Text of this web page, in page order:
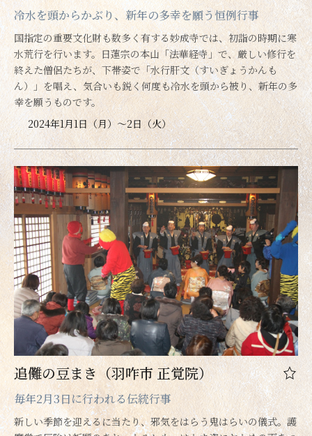
冷水を頭からかぶり、新年の多幸を願う恒例行事
国指定の重要文化財も数多く有する妙成寺では、初詣の時期に寒
水荒行を行います。日蓮宗の本山「法華経寺」で、厳しい修行を
終えた僧侶たちが、下帯姿で「水行肝文（すいぎょうかんも
ん）」を唱え、気合いも鋭く何度も冷水を頭から被り、新年の多
幸を願うものです。
2024年1月1日（月）～2日（火）
追儺の豆まき（羽咋市 正覚院）
毎年2月3日に行われる伝統行事
新しい季節を迎えるに当たり、邪気をはらう鬼はらいの儀式。護